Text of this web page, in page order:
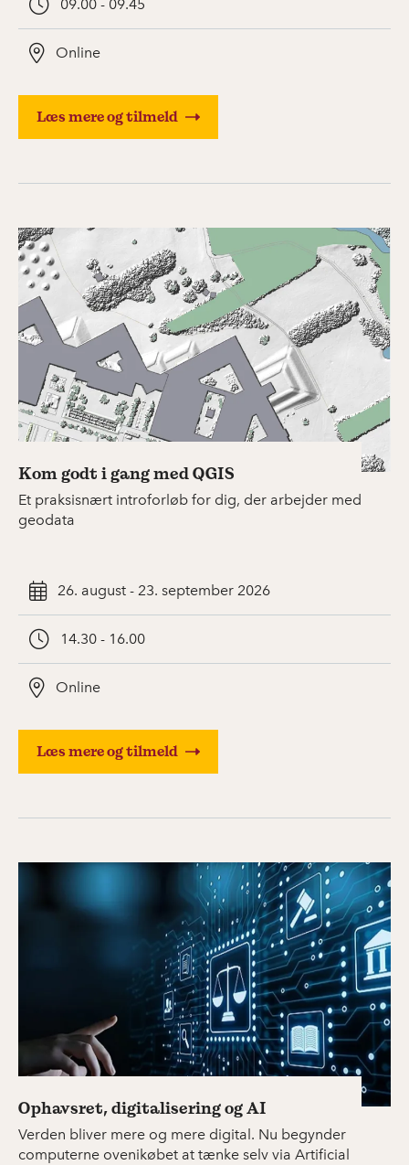
09.00 - 09.45
Online
Læs mere og tilmeld
Kom godt i gang med QGIS
Et praksisnært introforløb for dig, der arbejder med
geodata
26. august - 23. september 2026
14.30 - 16.00
Online
Læs mere og tilmeld
Ophavsret, digitalisering og AI
Verden bliver mere og mere digital. Nu begynder
computerne ovenikøbet at tænke selv via Artificial